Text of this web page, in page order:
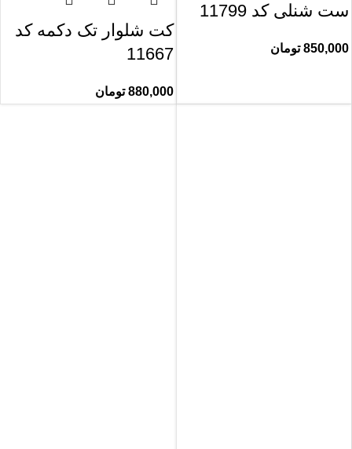
ست شنلی کد 11799
850,000 تومان
کت شلوار تک دکمه کد
11667
880,000 تومان